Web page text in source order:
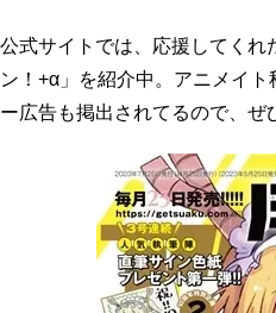
公式サイトでは、応援してく
ン！+α」を紹介中。アニメイ
ー広告も掲出されてるので、ぜ